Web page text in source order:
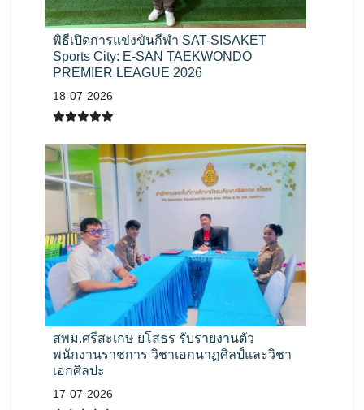
พิธีเปิดการแข่งขันกีฬา SAT-SISAKET
Sports City: E-SAN TAEKWONDO
PREMIER LEAGUE 2026
18-07-2026
สพม.ศรีสะเกษ ยโสธร รับรายงานตัว
พนักงานราชการ วิชาเอกนาฏศิลป์และวิชา
เอกศิลปะ
17-07-2026